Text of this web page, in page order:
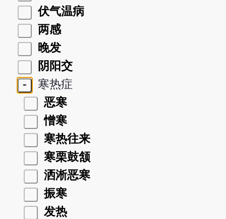
伏气温病
两感
晚发
阴阳交
-
寒热症
恶寒
憎寒
寒热往来
寒栗鼓颔
洒淅恶寒
振寒
发热